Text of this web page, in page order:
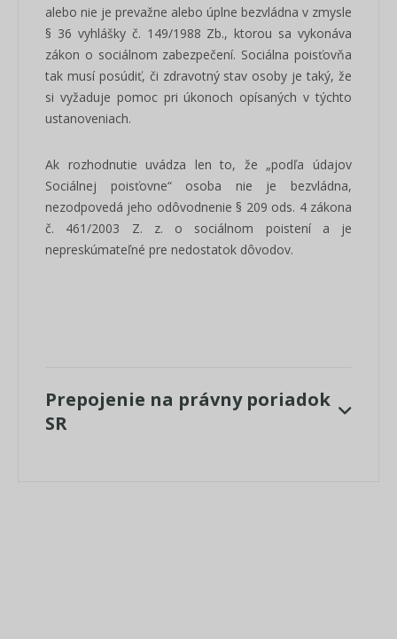
alebo nie je prevažne alebo úplne bezvládna v zmysle
§ 36 vyhlášky č. 149/1988 Zb., ktorou sa vykonáva
zákon o sociálnom zabezpečení. Sociálna poisťovňa
tak musí posúdiť, či zdravotný stav osoby je taký, že
si vyžaduje pomoc pri úkonoch opísaných v týchto
ustanoveniach.
Ak rozhodnutie uvádza len to, že „podľa údajov
Sociálnej poisťovne“ osoba nie je bezvládna,
nezodpovedá jeho odôvodnenie § 209 ods. 4 zákona
č. 461/2003 Z. z. o sociálnom poistení a je
nepreskúmateľné pre nedostatok dôvodov.
Prepojenie na právny poriadok
SR